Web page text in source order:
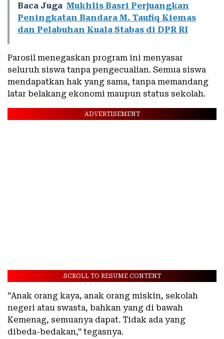
Baca Juga Mukhlis Basri Perjuangkan
Peningkatan Bandara M. Taufiq Kiemas
dan Pelabuhan Kuala Stabas di DPR RI
Parosil menegaskan program ini menyasar
seluruh siswa tanpa pengecualian. Semua siswa
mendapatkan hak yang sama, tanpa memandang
latar belakang ekonomi maupun status sekolah.
ADVERTISEMENT
SCROLL TO RESUME CONTENT
“Anak orang kaya, anak orang miskin, sekolah
negeri atau swasta, bahkan yang di bawah
Kemenag, semuanya dapat. Tidak ada yang
dibeda-bedakan,” tegasnya.